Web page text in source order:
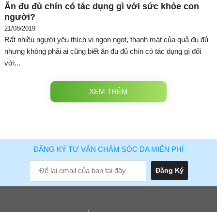
Ăn đu đủ chín có tác dụng gì với sức khỏe con
người?
21/08/2019
Rất nhiều người yêu thích vị ngon ngọt, thanh mát của quả đu đủ
nhưng không phải ai cũng biết ăn đu đủ chín có tác dụng gì đối
với...
XEM THÊM
ĐĂNG KÝ TƯ VẤN CHĂM SÓC DA MIỄN PHÍ